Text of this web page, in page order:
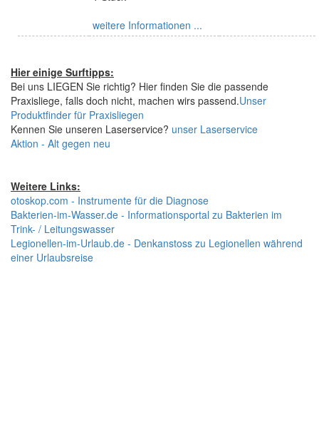
weitere Informationen ...
Hier einige Surftipps:
Bei uns LIEGEN Sie richtig? Hier finden Sie die passende
Praxisliege, falls doch nicht, machen wirs passend.Unser
Produktfinder für Praxisliegen
Kennen Sie unseren Laserservice? unser Laserservice
Aktion - Alt gegen neu
Weitere Links:
otoskop.com - Instrumente für die Diagnose
Bakterien-im-Wasser.de - Informationsportal zu Bakterien im
Trink- / Leitungswasser
Legionellen-im-Urlaub.de - Denkanstoss zu Legionellen während
einer Urlaubsreise